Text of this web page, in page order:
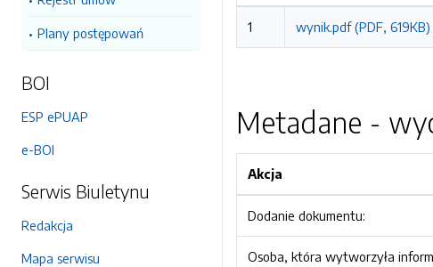
Plany postępowań
BOI
ESP ePUAP
e-BOI
Serwis Biuletynu
Redakcja
Mapa serwisu
1 wynik.pdf (PDF, 619KB)
Metadane -
Akcja
Dodanie dokumentu:
Osoba, która wytworzyła